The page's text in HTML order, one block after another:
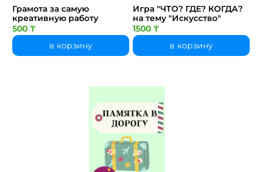
Грамота за самую
креативную работу
500 ₸
в корзину
Игра "ЧТО? ГДЕ? КОГДА?
на тему "Искусство"
1500 ₸
в корзину